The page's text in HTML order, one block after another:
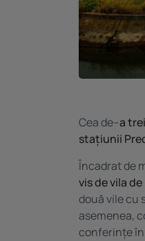
Cea de–a
stațiunii
Încadrat de
vis de vila
două vile cu
asemenea,
conferințe